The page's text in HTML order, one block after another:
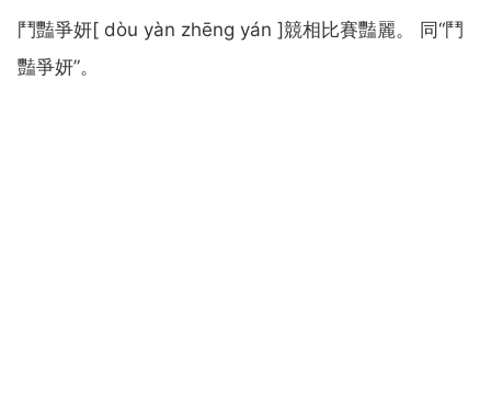
鬥豔爭妍[ dòu yàn zhēng yán ]競相比賽豔麗。 同“鬥
豔爭妍”。